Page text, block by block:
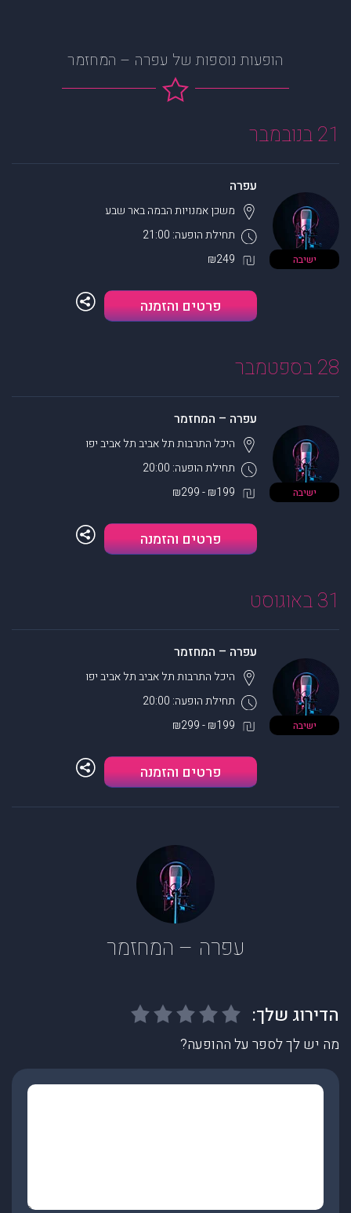
הופעות נוספות של עפרה – המחזמר
21 בנובמבר
ישיבה
עפרה
תחילת הופעה: 21:00
משכן אמנויות הבמהבאר שבע
₪249
פרטים והזמנה
28 בספטמבר
ישיבה
עפרה – המחזמר
תחילת הופעה: 20:00
היכל התרבות תל אביבתל אביב יפו
₪199 - ₪299
פרטים והזמנה
31 באוגוסט
ישיבה
עפרה – המחזמר
תחילת הופעה: 20:00
היכל התרבות תל אביבתל אביב יפו
₪199 - ₪299
פרטים והזמנה
עפרה – המחזמר
מה יש לך לספר על ההופעה?